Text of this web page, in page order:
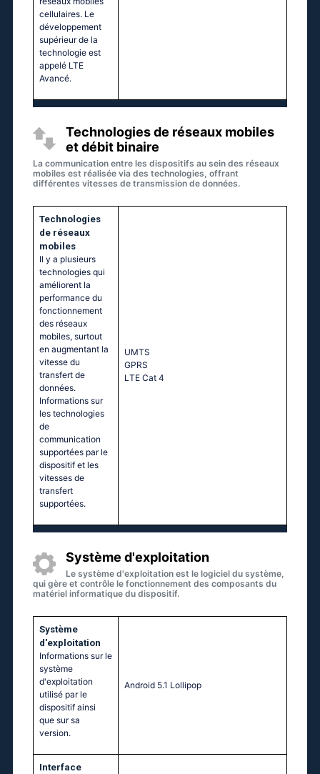
cellulaires. Le
développement
supérieur de la
technologie est
appelé LTE
Avancé.
Technologies de réseaux mobiles
et débit binaire
La communication entre les dispositifs au sein des réseaux
mobiles est réalisée via des technologies, offrant
différentes vitesses de transmission de données.
Technologies
de réseaux
mobiles
Il y a plusieurs
technologies qui
améliorent la
performance du
fonctionnement
des réseaux
mobiles, surtout
en augmentant la
vitesse du
transfert de
données.
Informations sur
les technologies
de
communication
supportées par le
dispositif et les
vitesses de
transfert
supportées.
UМТS
GРRS
LТЕ Саt 4
Système d'exploitation
Le système d'exploitation est le logiciel du système,
qui gère et contrôle le fonctionnement des composants du
matériel informatique du dispositif.
Système
d'exploitation
Informations sur le
système
d'exploitation
utilisé par le
dispositif ainsi
que sur sa
version.
Аndrоid 5.1 Lоlliрор
Interface